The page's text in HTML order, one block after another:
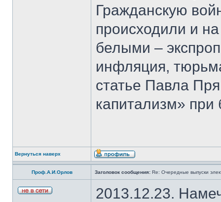
Гражданскую
происходили и
белыми –
инфляция,
статье Павла
капитализм» при
Вернуться наверх
Проф.А.И.Орлов Заголовок сообщения: Re: Очередные выпуски
2013.12.23.